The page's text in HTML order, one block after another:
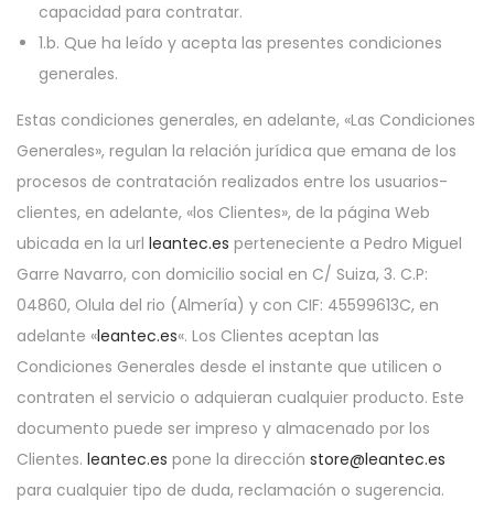
capacidad para contratar.
1.b. Que ha leído y acepta las presentes condiciones
generales.
Estas condiciones generales, en adelante, «Las Condiciones
Generales», regulan la relación jurídica que emana de los
procesos de contratación realizados entre los usuarios-
clientes, en adelante, «los Clientes», de la página Web
ubicada en la url leantec.es perteneciente a Pedro Miguel
Garre Navarro, con domicilio social en C/ Suiza, 3. C.P:
04860, Olula del rio (Almería) y con CIF: 45599613C, en
adelante «leantec.es«. Los Clientes aceptan las
Condiciones Generales desde el instante que utilicen o
contraten el servicio o adquieran cualquier producto. Este
documento puede ser impreso y almacenado por los
Clientes. leantec.es pone la dirección store@leantec.es
para cualquier tipo de duda, reclamación o sugerencia.